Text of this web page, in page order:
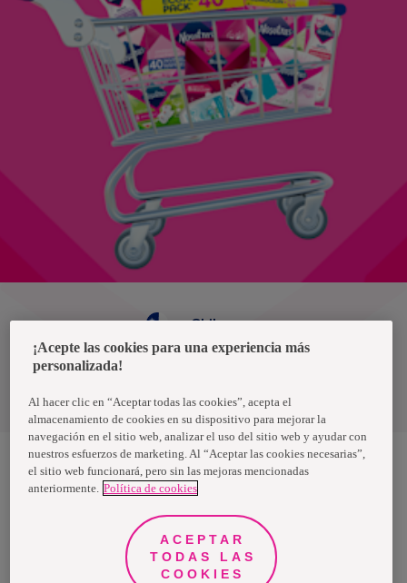
Términos y condiciones
Chile
Nosotras, una marca de Essity - una compañía global líder en
mundo, utilizan nuestros productos, servicios y soluciones. Nuestro
propósito es romper barreras por el bienestar en beneficio de
consumidores, pacientes, cuidadores, clientes y la sociedad en
general. Vendemos en aproximadamente 150 países bajo las
principales marcas globales TENA y Tork, así como otras marcas
como Actimove, Cutimed, JOBST, Knix, Leukoplast, Libero, Libresse,
¡Acepte las cookies para una experiencia más
personalizada!
Al hacer clic en “Aceptar todas las cookies”, acepta el
almacenamiento de cookies en su dispositivo para mejorar la
navegación en el sitio web, analizar el uso del sitio web y ayudar con
nuestros esfuerzos de marketing. Al “Aceptar las cookies necesarias”,
el sitio web funcionará, pero sin las mejoras mencionadas
anteriormente. Política de cookies
ACEPTAR
TODAS LAS
COOKIES